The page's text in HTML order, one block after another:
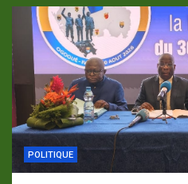
POLITIQUE